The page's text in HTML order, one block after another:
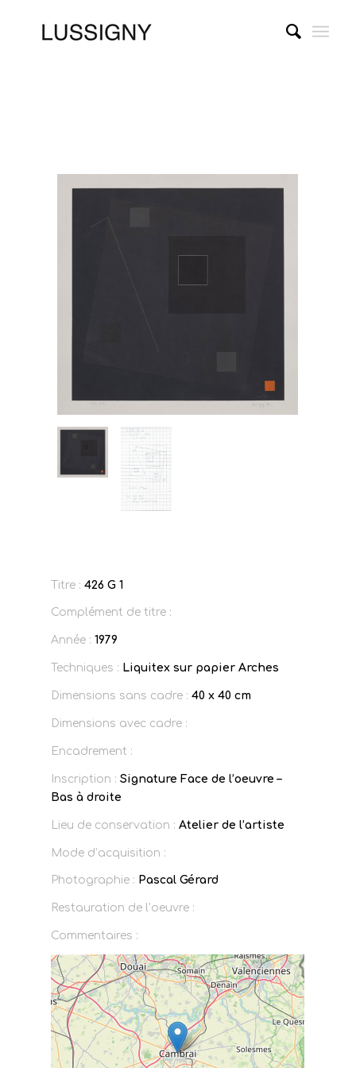
Titre : 426 G 1
Complément de titre :
Année : 1979
Techniques : Liquitex sur papier Arches
Dimensions sans cadre : 40 x 40 cm
Dimensions avec cadre :
Encadrement :
Inscription : Signature Face de l’oeuvre –
Bas à droite
Lieu de conservation : Atelier de l’artiste
Mode d’acquisition :
Photographie : Pascal Gérard
Restauration de l’oeuvre :
Commentaires :